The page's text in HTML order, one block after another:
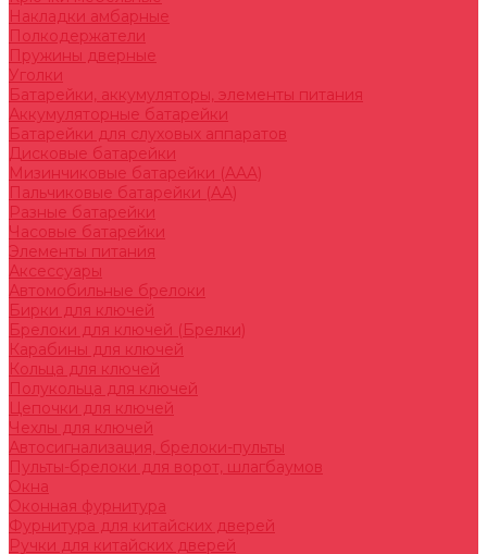
Накладки амбарные
Полкодержатели
Пружины дверные
Уголки
Батарейки, аккумуляторы, элементы питания
Аккумуляторные батарейки
Батарейки для слуховых аппаратов
Дисковые батарейки
Мизинчиковые батарейки (AAA)
Пальчиковые батарейки (AA)
Разные батарейки
Часовые батарейки
Элементы питания
Аксессуары
Автомобильные брелоки
Бирки для ключей
Брелоки для ключей (Брелки)
Карабины для ключей
Кольца для ключей
Полукольца для ключей
Цепочки для ключей
Чехлы для ключей
Автосигнализация, брелоки-пульты
Пульты-брелоки для ворот, шлагбаумов
Окна
Оконная фурнитура
Фурнитура для китайских дверей
Ручки для китайских дверей